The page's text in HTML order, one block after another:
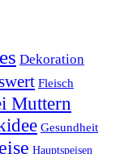
Dekoration
Fleisch
Muttern
Gesundheit
Hauptspeisen